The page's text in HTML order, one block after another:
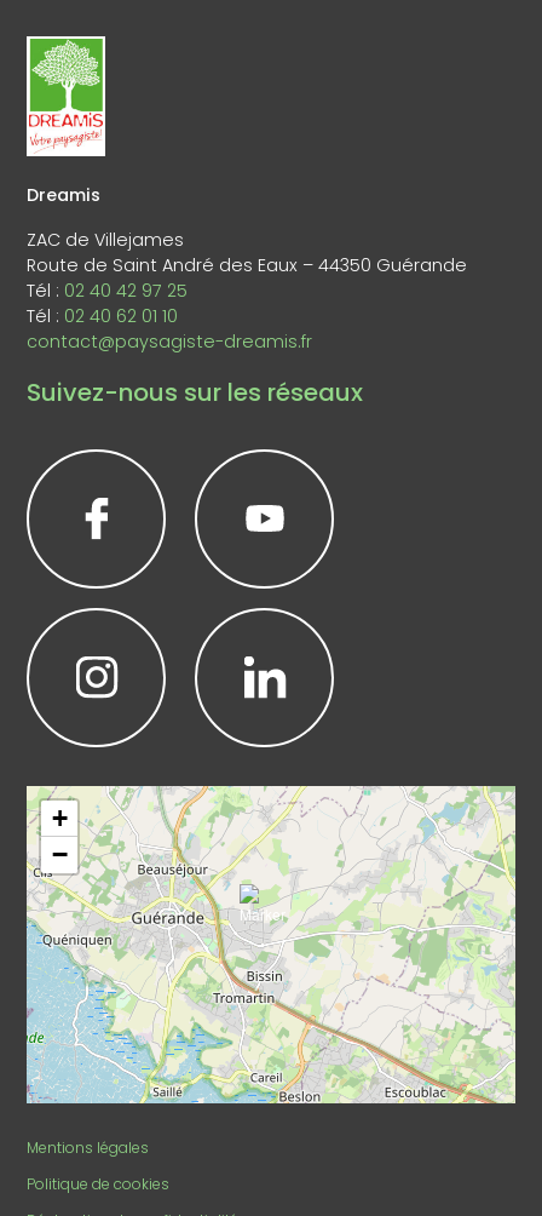
Dreamis
ZAC de Villejames
Route de Saint André des Eaux – 44350 Guérande
Tél : 02 40 42 97 25
Tél : 02 40 62 01 10
contact@paysagiste-dreamis.fr
Suivez-nous sur les réseaux
+
−
Mentions légales
Politique de cookies